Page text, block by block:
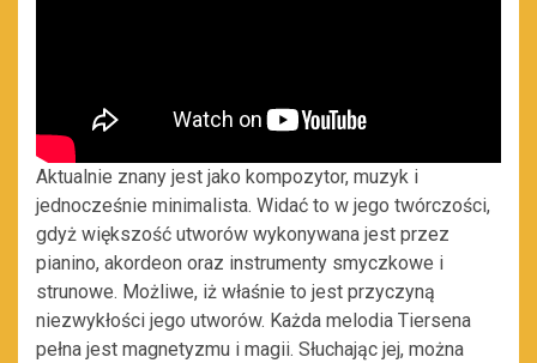
Aktualnie znany jest jako kompozytor, muzyk i
jednocześnie minimalista. Widać to w jego twórczości,
gdyż większość utworów wykonywana jest przez
pianino, akordeon oraz instrumenty smyczkowe i
strunowe. Możliwe, iż właśnie to jest przyczyną
niezwykłości jego utworów. Każda melodia Tiersena
pełna jest magnetyzmu i magii. Słuchając jej, można